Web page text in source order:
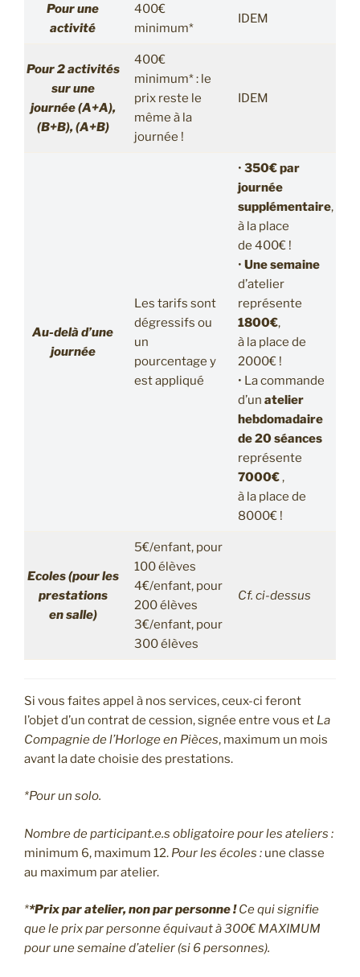
Pour une
activité
400€
minimum*
IDEM
Pour 2 activités
sur une
journée (A+A),
(B+B), (A+B)
400€
minimum* : le
prix reste le
même à la
journée !
IDEM
Au-delà d’une
journée
Les tarifs sont
dégressifs ou
un
pourcentage y
est appliqué
• 350€ par
journée
supplémentaire,
à la place
de 400€ !
• Une semaine
d’atelier
représente
1800€,
à la place de
2000€ !
• La commande
d’un atelier
hebdomadaire
de 20 séances
représente
7000€,
à la place de
8000€ !
Ecoles (pour les
prestations
en salle)
5€/enfant, pour
100 élèves
4€/enfant, pour
200 élèves
3€/enfant, pour
300 élèves
Cf. ci-dessus
Si vous faites appel à nos services, ceux-ci feront
l’objet d’un contrat de cession, signée entre vous et La
Compagnie de l’Horloge en Pièces, maximum un mois
avant la date choisie des prestations.
*Pour un solo.
Nombre de participant.e.s obligatoire pour les ateliers :
minimum 6, maximum 12. Pour les écoles : une classe
au maximum par atelier.
**Prix par atelier, non par personne !Ce qui signifie
que le prix par personne équivaut à 300€ MAXIMUM
pour une semaine d’atelier (si 6 personnes).